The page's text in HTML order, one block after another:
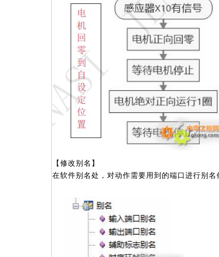
【修改别名】
在软件别名处，对动作需要用到的端口进行别名